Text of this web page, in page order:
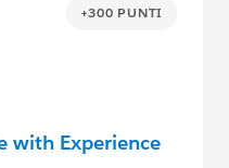
+300 PUNTI
with Experience